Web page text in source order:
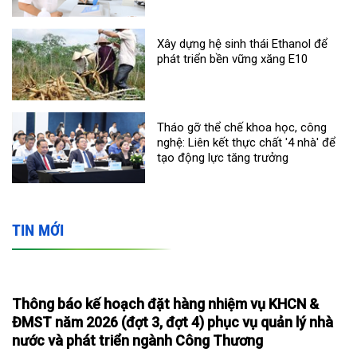
Xây dựng hệ sinh thái Ethanol để
phát triển bền vững xăng E10
Tháo gỡ thể chế khoa học, công
nghệ: Liên kết thực chất '4 nhà' để
tạo động lực tăng trưởng
TIN MỚI
Thông báo kế hoạch đặt hàng nhiệm vụ KHCN &
ĐMST năm 2026 (đợt 3, đợt 4) phục vụ quản lý nhà
nước và phát triển ngành Công Thương